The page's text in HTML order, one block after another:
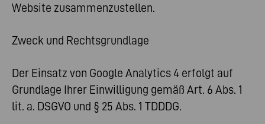
Website zusammenzustellen.
Zweck und Rechtsgrundlage
Der Einsatz von Google Analytics 4 erfolgt auf
Grundlage Ihrer Einwilligung gemäß Art. 6 Abs. 1
lit. a. DSGVO und § 25 Abs. 1 TDDDG.